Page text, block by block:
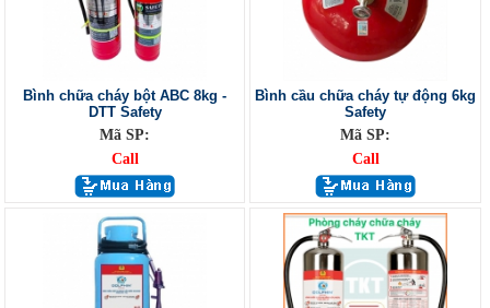
Bình chữa cháy bột ABC 8kg -
DTT Safety
Mã SP:
Call
Bình cầu chữa cháy tự động 6kg
Safety
Mã SP:
Call